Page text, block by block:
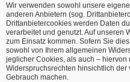
Wir verwenden sowohl unsere
anderen Anbietern (sog.
Drittanbietercookies werden Daten
verarbeitet und genutzt. Auf unseren
zum Einsatz kommen. Sofern Sie
sowohl von Ihrem allgemeinen
jeglicher Cookies, als auch –
Widerspruchsrechten hinsichtlich
Gebrauch machen.